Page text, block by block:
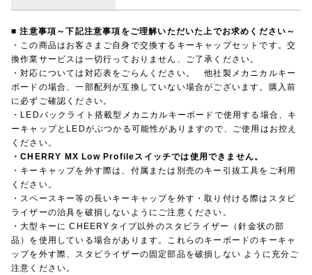
■ 注意事項～下記注意事項をご理解いただいた上でお求めください～
・この商品はお客さまご自身で交換するキーキャップセットです。交
換作業サービスは一切行っておりません、ご了承ください。
・対応については対応表をごらんください。 他社製メカニカルキー
ボードの場合、一部配列が互換していない場合がございます。購入前
に必ずご確認ください。
・LEDバックライト搭載型メカニカルキーボードで使用する場合、キ
ーキャップとLEDがぶつかる可能性がありますので、ご使用はお控え
ください。
・CHERRY MX Low Profileスイッチでは使用できません。
・キーキャップを外す際は、付属または別売のキー引抜工具をご利用
ください。
・スペースキー等の長いキーキャップを外す・取り付ける際はスタビ
ライザーの治具を破損しないようにご注意ください。
・大型キーに CHEERYタイプ以外のスタビライザー（針金状の部
品）を使用している場合があります。これらのキーボードのキーキャ
ップを外す際、スタビライザーの固定部品を破損しない ように充分ご
注意ください。